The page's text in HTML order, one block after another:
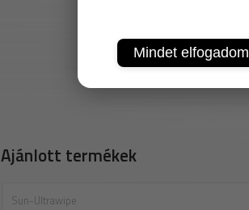
Ajánlott termékek
Sun-Ultrawipe
Mindet elfogadom